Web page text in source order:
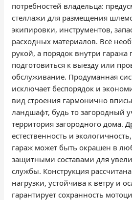
потребностей владельца:
стеллажи для размещения
экипировки, инструментов,
расходных материалов. Всё
рукой, а порядок внутри гаража
подготовиться к выезду или
обслуживание. Продуманная
исключает беспорядок и
вид строения гармонично
ландшафт, будь то загородный
территория загородного дома.
естественность и
гараж может быть окрашен в
защитными составами для
службы. Конструкция
нагрузки, устойчива к ветру и
гарантирует сохранность